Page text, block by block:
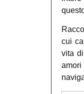
cui
vita
amori